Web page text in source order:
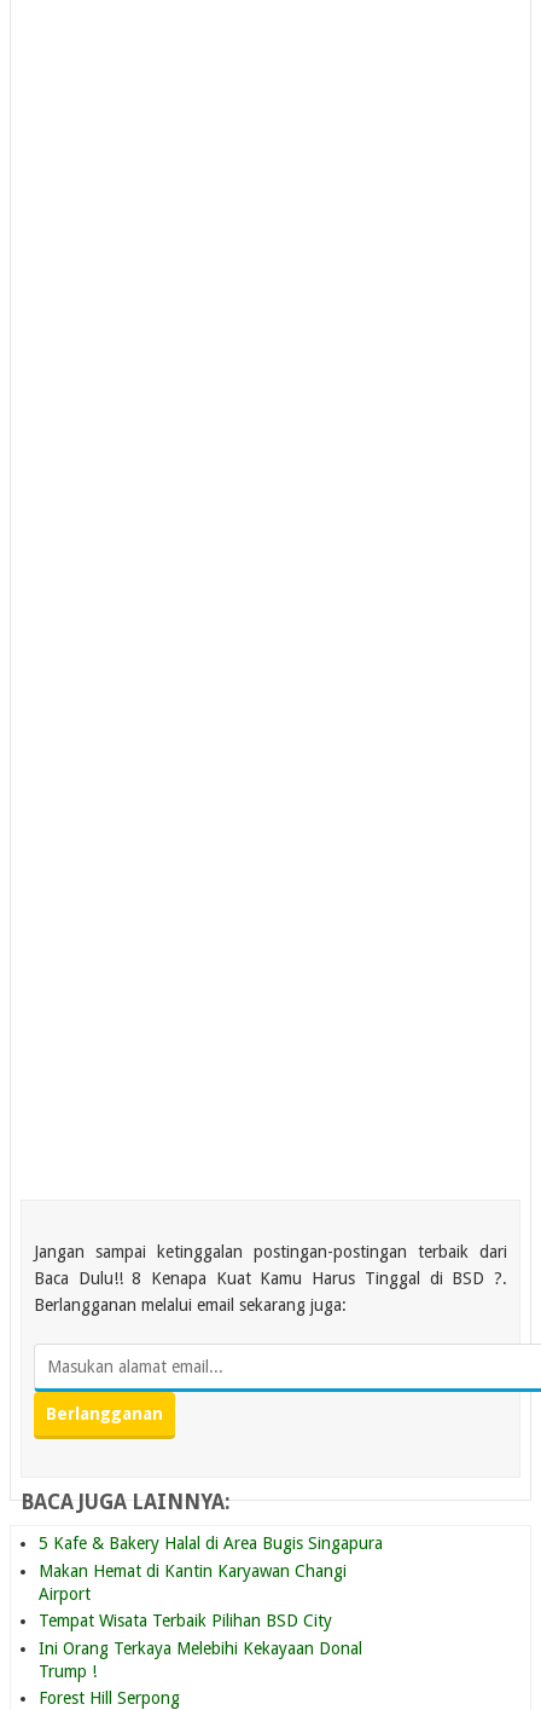
Jangan sampai ketinggalan postingan-postingan terbaik dari
Baca Dulu!! 8 Kenapa Kuat Kamu Harus Tinggal di BSD ?.
Berlangganan melalui email sekarang juga:
BACA JUGA LAINNYA:
5 Kafe & Bakery Halal di Area Bugis Singapura
Makan Hemat di Kantin Karyawan Changi
Airport
Tempat Wisata Terbaik Pilihan BSD City
Ini Orang Terkaya Melebihi Kekayaan Donal
Trump !
Forest Hill Serpong